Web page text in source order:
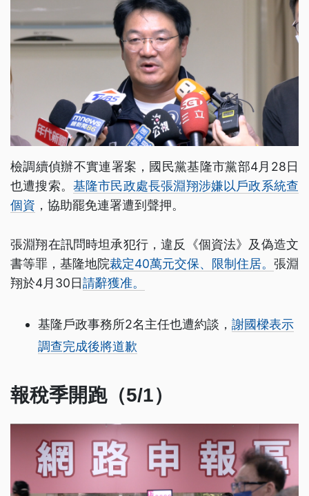
檢調續偵辦不實連署案，國民黨基隆市黨部4月28日
也遭搜索。 基隆市民政處長張淵翔涉嫌以戶政系統查
個資 ，協助罷免連署遭到聲押。
張淵翔在訊問時坦承犯行，違反《個資法》及偽造文
書等罪，基隆地院裁定40萬元交保、限制住居。 張淵
翔於4月30日請辭獲准。
基隆戶政事務所2名主任也遭約談， 謝國樑表示
調查完成後將道歉
報稅季開跑（5/1）